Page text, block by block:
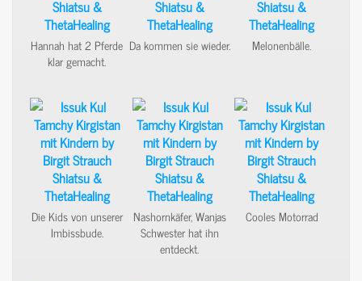
Hannah hat 2 Pferde
klar gemacht.
Da kommen sie wieder. Melonenbälle.
Die Kids von unserer
Imbissbude.
Nashornkäfer, Wanjas
Schwester hat ihn
entdeckt.
Cooles Motorrad